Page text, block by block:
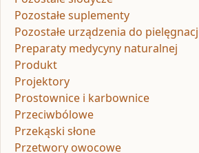
Pozostałe suplementy
Pozostałe urządzenia do
Preparaty medycyny naturalnej
Produkt
Projektory
Prostownice i karbownice
Przeciwbólowe
Przekąski słone
Przetwory owocowe